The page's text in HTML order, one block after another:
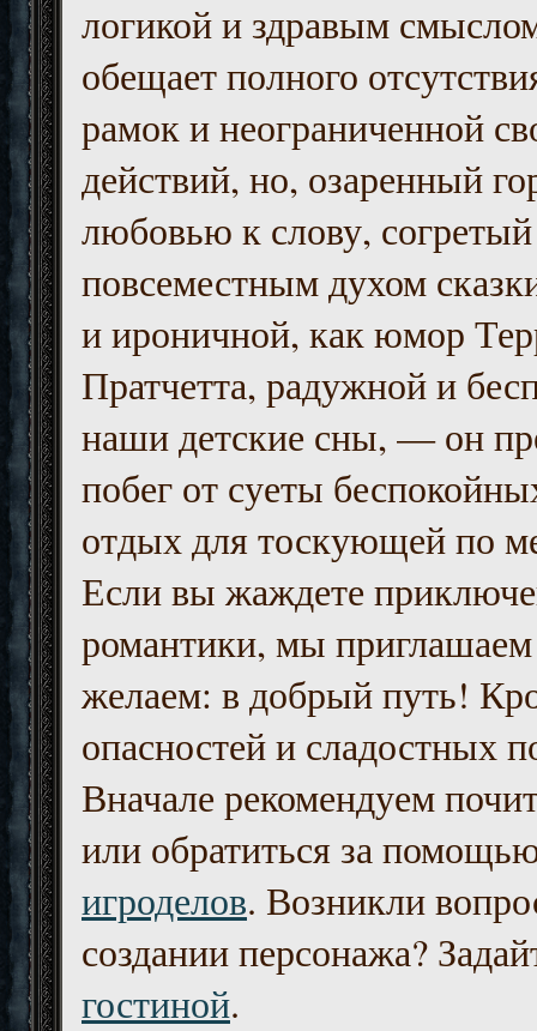
логикой и здравым
обещает полного
рамок и неограниченной
действий, но, озаренный
любовью к слову, согретый
повсеместным духом
и ироничной, как юмор
Пратчетта, радужной и
наши детские сны, — он
побег от суеты
отдых для тоскующей по
Если вы жаждете
романтики, мы приглашаем
желаем: в добрый путь!
опасностей и сладостных
Вначале рекомендуем
или обратиться за
игроделов. Возникли
создании персонажа?
гостиной.